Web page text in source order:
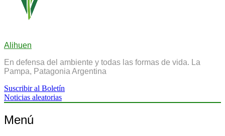
Alihuen
En defensa del ambiente y todas las formas de vida. La
Pampa, Patagonia Argentina
Suscribir al Boletín
Noticias aleatorias
Menú